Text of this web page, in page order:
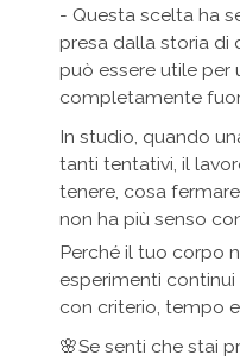
- Questa scelta ha
presa dalla storia di
può essere utile per
completamente
In studio, quando
tanti tentativi, il
tenere, cosa
non ha più senso
Perché il tuo corpo
esperimenti
con criterio, tempo
🌸Se senti che stai